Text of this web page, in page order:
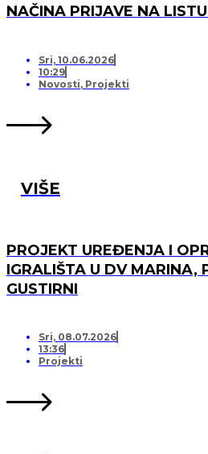
NAČINA PRIJAVE NA
Sri, 10.06.2026
10:29
Novosti, Projekti
VIŠE
PROJEKT UREĐENJA I
IGRALIŠTA U DV MARINA,
GUSTIRNI
Sri, 08.07.2026
13:36
Projekti